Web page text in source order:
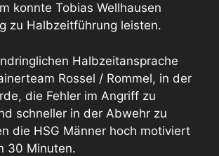
konnte Tobias Wellhausen
zu Halbzeitführung leisten.
Halbzeitansprache
Rossel / Rommel, in der
die Fehler im Angriff zu
schneller in der Abwehr zu
die HSG Männer hoch motiviert
30 Minuten.